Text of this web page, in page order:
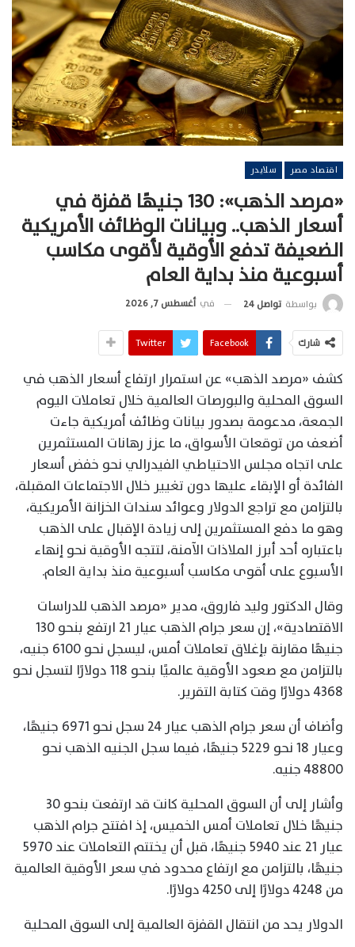
اقتصاد مصر سلايدر
«مرصد الذهب»: 130 جنيهًا قفزة في
أسعار الذهب.. وبيانات الوظائف الأمريكية
الضعيفة تدفع الأوقية لأقوى مكاسب
أسبوعية منذ بداية العام
بواسطة تواصل 24 في أغسطس 7, 2026
شارك Facebook
Twitter
كشف «مرصد الذهب» عن استمرار ارتفاع أسعار الذهب في
السوق المحلية والبورصات العالمية خلال تعاملات اليوم
الجمعة، مدعومة بصدور بيانات وظائف أمريكية جاءت
أضعف من توقعات الأسواق، ما عزز رهانات المستثمرين
على اتجاه مجلس الاحتياطي الفيدرالي نحو خفض أسعار
الفائدة أو الإبقاء عليها دون تغيير خلال الاجتماعات المقبلة،
بالتزامن مع تراجع الدولار وعوائد سندات الخزانة الأمريكية،
وهو ما دفع المستثمرين إلى زيادة الإقبال على الذهب
باعتباره أحد أبرز الملاذات الآمنة، لتتجه الأوقية نحو إنهاء
الأسبوع على أقوى مكاسب أسبوعية منذ بداية العام.
وقال الدكتور وليد فاروق، مدير «مرصد الذهب للدراسات
الاقتصادية»، إن سعر جرام الذهب عيار 21 ارتفع بنحو 130
جنيهًا مقارنة بإغلاق تعاملات أمس، ليسجل نحو 6100 جنيه،
بالتزامن مع صعود الأوقية عالميًا بنحو 118 دولارًا لتسجل نحو
4368 دولارًا وقت كتابة التقرير.
وأضاف أن سعر جرام الذهب عيار 24 سجل نحو 6971 جنيهًا،
وعيار 18 نحو 5229 جنيهًا، فيما سجل الجنيه الذهب نحو
48800 جنيه.
وأشار إلى أن السوق المحلية كانت قد ارتفعت بنحو 30
جنيهًا خلال تعاملات أمس الخميس، إذ افتتح جرام الذهب
عيار 21 عند 5940 جنيهًا، قبل أن يختتم التعاملات عند 5970
جنيهًا، بالتزامن مع ارتفاع محدود في سعر الأوقية العالمية
من 4248 دولارًا إلى 4250 دولارًا.
الدولار يحد من انتقال القفزة العالمية إلى السوق المحلية